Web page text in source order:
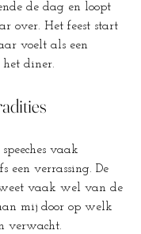
de dag en loopt
over. Het feest start
voelt als een
het diner.
vaak
een verrassing. De
weet vaak wel van de
mij door op welk
verwacht.